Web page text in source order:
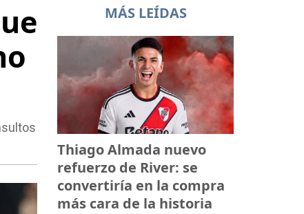
MÁS LEÍDAS
Thiago Almada nuevo
refuerzo de River: se
convertiría en la compra
más cara de la historia